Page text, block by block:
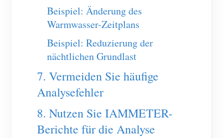
Beispiel: Änderung des
Warmwasser-Zeitplans
Beispiel: Reduzierung der
nächtlichen Grundlast
7. Vermeiden Sie häufige
Analysefehler
8. Nutzen Sie IAMMETER-
Berichte für die Analyse